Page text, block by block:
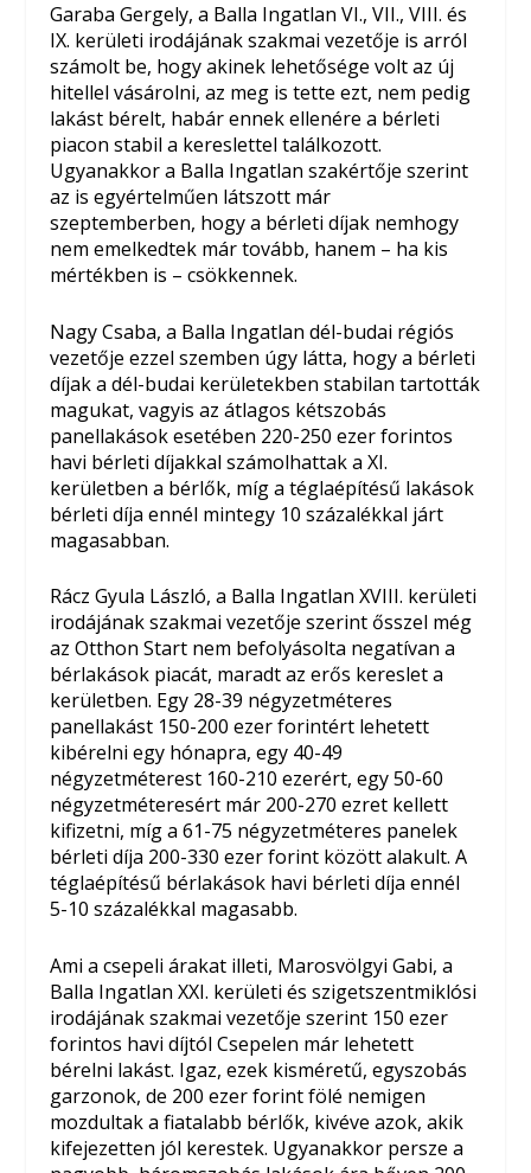
Garaba Gergely, a Balla Ingatlan VI., VII., VIII. és
IX. kerületi irodájának szakmai vezetője is arról
számolt be, hogy akinek lehetősége volt az új
hitellel vásárolni, az meg is tette ezt, nem pedig
lakást bérelt, habár ennek ellenére a bérleti
piacon stabil a kereslettel találkozott.
Ugyanakkor a Balla Ingatlan szakértője szerint
az is egyértelműen látszott már
szeptemberben, hogy a bérleti díjak nemhogy
nem emelkedtek már tovább, hanem – ha kis
mértékben is – csökkennek.
Nagy Csaba, a Balla Ingatlan dél-budai régiós
vezetője ezzel szemben úgy látta, hogy a bérleti
díjak a dél-budai kerületekben stabilan tartották
magukat, vagyis az átlagos kétszobás
panellakások esetében 220-250 ezer forintos
havi bérleti díjakkal számolhattak a XI.
kerületben a bérlők, míg a téglaépítésű lakások
bérleti díja ennél mintegy 10 százalékkal járt
magasabban.
Rácz Gyula László, a Balla Ingatlan XVIII. kerületi
irodájának szakmai vezetője szerint ősszel még
az Otthon Start nem befolyásolta negatívan a
bérlakások piacát, maradt az erős kereslet a
kerületben. Egy 28-39 négyzetméteres
panellakást 150-200 ezer forintért lehetett
kibérelni egy hónapra, egy 40-49
négyzetméterest 160-210 ezerért, egy 50-60
négyzetméteresért már 200-270 ezret kellett
kifizetni, míg a 61-75 négyzetméteres panelek
bérleti díja 200-330 ezer forint között alakult. A
téglaépítésű bérlakások havi bérleti díja ennél
5-10 százalékkal magasabb.
Ami a csepeli árakat illeti, Marosvölgyi Gabi, a
Balla Ingatlan XXI. kerületi és szigetszentmiklósi
irodájának szakmai vezetője szerint 150 ezer
forintos havi díjtól Csepelen már lehetett
bérelni lakást. Igaz, ezek kisméretű, egyszobás
garzonok, de 200 ezer forint fölé nemigen
mozdultak a fiatalabb bérlők, kivéve azok, akik
kifejezetten jól kerestek. Ugyanakkor persze a